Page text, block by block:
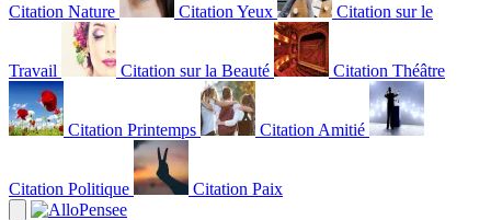
Citation Nature Citation Yeux Citation sur le
Travail Citation sur la Beauté Citation Théâtre
Citation Printemps Citation Amitié
Citation Politique Citation Paix